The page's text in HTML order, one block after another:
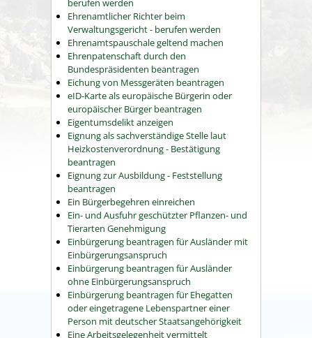
berufen werden
Ehrenamtlicher Richter beim
Verwaltungsgericht - berufen werden
Ehrenamtspauschale geltend machen
Ehrenpatenschaft durch den
Bundespräsidenten beantragen
Eichung von Messgeräten beantragen
eID-Karte als europäische Bürgerin oder
europäischer Bürger beantragen
Eigentumsdelikt anzeigen
Eignung als sachverständige Stelle laut
Heizkostenverordnung - Bestätigung
beantragen
Eignung zur Ausbildung - Feststellung
beantragen
Ein Bürgerbegehren einreichen
Ein- und Ausfuhr geschützter Pflanzen- und
Tierarten Genehmigung
Einbürgerung beantragen für Ausländer mit
Einbürgerungsanspruch
Einbürgerung beantragen für Ausländer
ohne Einbürgerungsanspruch
Einbürgerung beantragen für Ehegatten
oder eingetragene Lebenspartner einer
Person mit deutscher Staatsangehörigkeit
Eine Arbeitsgelegenheit vermittelt